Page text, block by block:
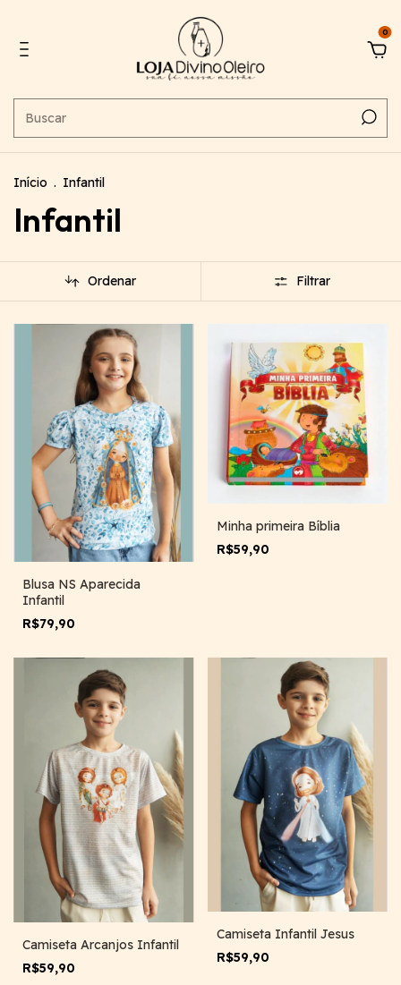
0
Início . Infantil
Infantil
Ordenar Filtrar
Blusa NS Aparecida
Infantil
R$79,90
Minha primeira Bíblia
R$59,90
Camiseta Arcanjos Infantil
R$59,90
Camiseta Infantil Jesus
R$59,90